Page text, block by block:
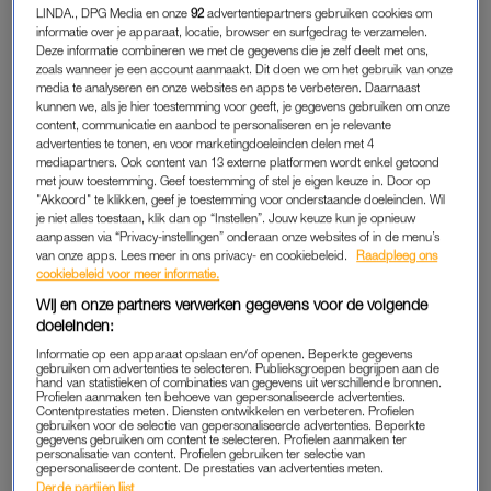
Na een avondje in de kroeg ging Grace mee met een jongen
die ze al wat langer kende. Eenmaal thuis wilde ze dat hij er
een condoom bij pakte. Dat had hij liever niet, maar uiteindelijk
gaf hij met tegenzin toe.“De volgende dag werd ik wakker met
een betaalverzoek van 1,50 euro”,deelt ze. Ja, voor het
voorbehoedsmiddel.
Noah (23): ‘Mijn beste vriendin hield bij hoe vaak ik naar
het toilet ging’
De ouders van Noah’s beste vriendin vierden hun trouwdag en
nodigden Noah en haar familie uit om te komen eten. Wat de
23-jarige niet doorhad was dat haar beste vriendin bijhield
hoeveel iedereen at, dronk én
bezochten.“Eerlijk gezegd was het een domper op een
gezellig avond”, vertelt ze.
Lynn (24): ‘Of ik wilde meebetalen aan het
afscheidscadeau van collega die ik niet ken’
Toen het pensioen van Lynns collega naderde, ging men met
LINDA., DPG Media en onze92 advertentiepartners gebruiken cookies om
informatie over je apparaat, locatie, browser en surfgedrag te verzamelen.
Deze informatie combineren we met de gegevens die je zelf deelt met ons,
zoals wanneer je een account aanmaakt. Dit doen we om het gebruik van onze
media te analyseren en onze websites en apps te verbeteren. Daarnaast
kunnen we, als je hier toestemming voor geeft, je gegevens gebruiken om onze
content, communicatie en aanbod te personaliseren en je relevante
advertenties te tonen, en voor marketingdoeleinden delen met 4
mediapartners. Ook content van 13 externe platformen wordt enkel getoond
met jouw toestemming. Geef toestemming of stel je eigen keuze in. Door op
"Akkoord" te klikken, geef je toestemming voor onderstaande doeleinden. Wil
je niet alles toestaan, klik dan op “Instellen”. Jouw keuze kun je opnieuw
aanpassen via “Privacy-instellingen” onderaan onze websites of in de menu’s
van onze apps. Lees meer in ons privacy- en cookiebeleid.
Raadpleeg ons
cookiebeleid voor meer informatie.
Wij en onze partners verwerken gegevens voor de volgende
doeleinden:
Informatie op een apparaat opslaan en/of openen. Beperkte gegevens
gebruiken om advertenties te selecteren. Publieksgroepen begrijpen aan de
hand van statistieken of combinaties van gegevens uit verschillende bronnen.
Profielen aanmaken ten behoeve van gepersonaliseerde advertenties.
Contentprestaties meten. Diensten ontwikkelen en verbeteren. Profielen
gebruiken voor de selectie van gepersonaliseerde advertenties. Beperkte
gegevens gebruiken om content te selecteren. Profielen aanmaken ter
personalisatie van content. Profielen gebruiken ter selectie van
gepersonaliseerde content. De prestaties van advertenties meten.
Derde partijen lijst